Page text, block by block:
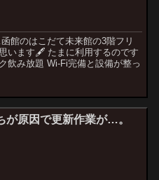
館のはこだて未来館の3階フリ
います🖋 たまに利用するのです
飲み放題 Wi-Fi完備と設備が整っ
が原因で更新作業が…。